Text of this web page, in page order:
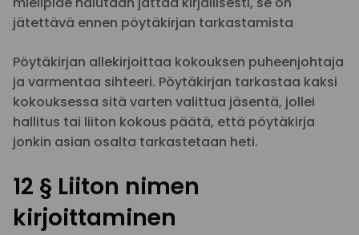
jätettävä ennen pöytäkirjan tarkastamista
Pöytäkirjan allekirjoittaa kokouksen puheenjohtaja
ja varmentaa sihteeri. Pöytäkirjan tarkastaa kaksi
kokouksessa sitä varten valittua jäsentä, jollei
hallitus tai liiton kokous päätä, että pöytäkirja
jonkin asian osalta tarkastetaan heti.
12 § Liiton nimen
kirjoittaminen